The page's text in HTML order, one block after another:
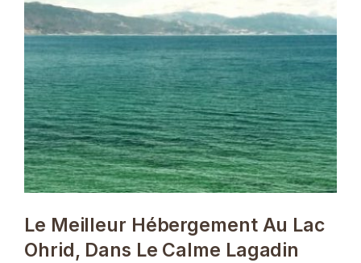
Le Meilleur Hébergement Au Lac
Ohrid, Dans Le Calme Lagadin